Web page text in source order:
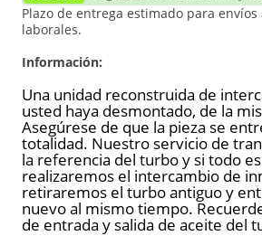
Plazo de entrega estimado para
laborales.
Información:
Una unidad reconstruida de
usted haya desmontado, de la
Asegúrese de que la pieza se
totalidad. Nuestro servicio de
la referencia del turbo y si todo
realizaremos el intercambio de
retiraremos el turbo antiguo y
nuevo al mismo tiempo.
de entrada y salida de aceite del